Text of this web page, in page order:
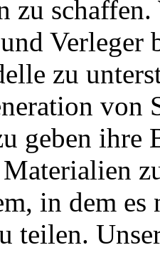
zu schaffen.
zu
von
geben ihre
in dem
teilen.